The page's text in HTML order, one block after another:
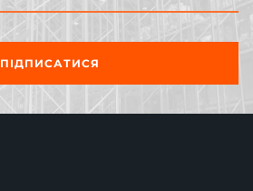
ПІДПИСАТИСЯ